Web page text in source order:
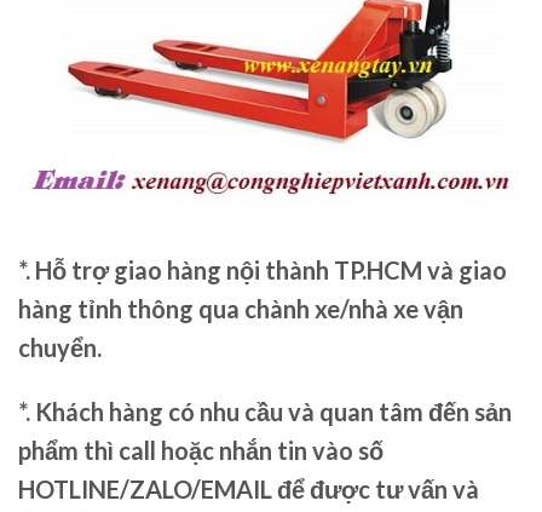
*. Hỗ trợ giao hàng nội thành TP.HCM và giao
hàng tỉnh thông qua chành xe/nhà xe vận
chuyển.
*. Khách hàng có nhu cầu và quan tâm đến sản
phẩm thì call hoặc nhắn tin vào số
HOTLINE/ZALO/EMAIL để được tư vấn và